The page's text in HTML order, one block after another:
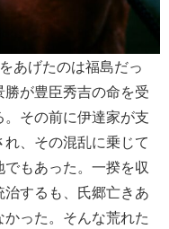
あげたのは福島だっ
が豊臣秀吉の命を受
その前に伊達家が支
、その混乱に乗じて
でもあった。一揆を収
するも、氏郷亡きあ
った。そんな荒れた